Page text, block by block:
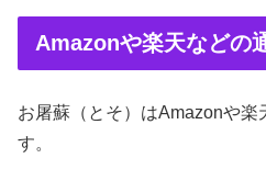
Amazonや楽天などの
お屠蘇（とそ）はAmazonや楽
す。